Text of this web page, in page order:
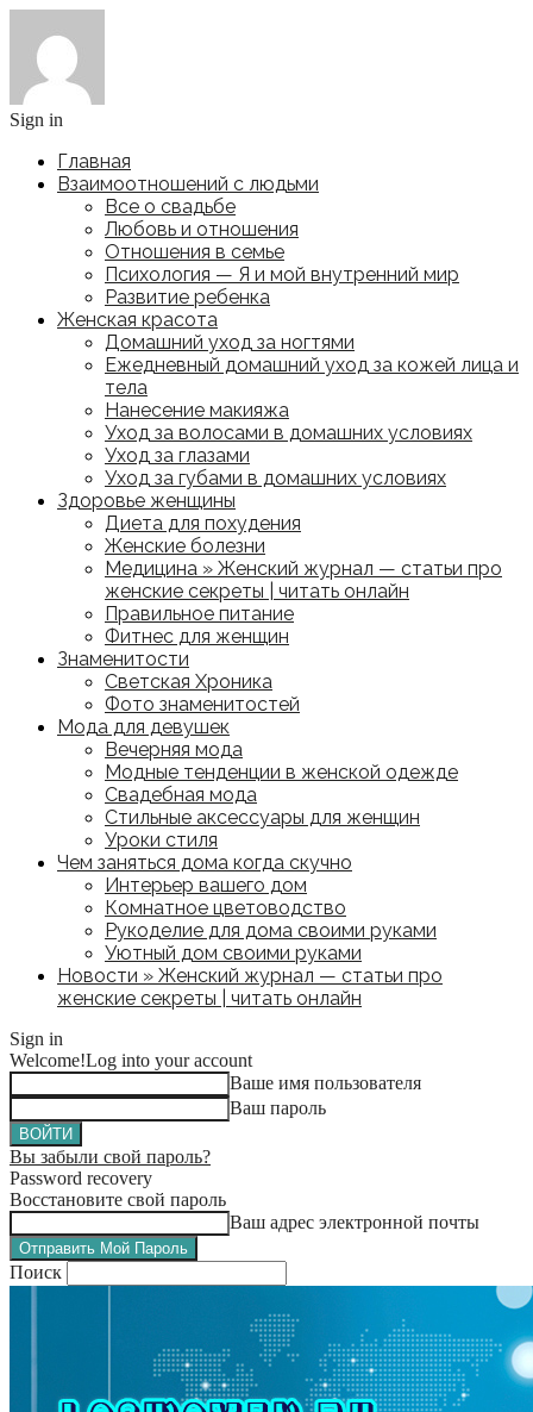
Sign in
Главная
Взаимоотношений с людьми
Все о свадьбе
Любовь и отношения
Отношения в семье
Психология — Я и мой внутренний мир
Развитие ребенка
Женская красота
Домашний уход за ногтями
Ежедневный домашний уход за кожей лица и
тела
Нанесение макияжа
Уход за волосами в домашних условиях
Уход за глазами
Уход за губами в домашних условиях
Здоровье женщины
Диета для похудения
Женские болезни
Медицина » Женский журнал — статьи про
женские секреты | читать онлайн
Правильное питание
Фитнес для женщин
Знаменитости
Светская Хроника
Фото знаменитостей
Мода для девушек
Вечерняя мода
Модные тенденции в женской одежде
Свадебная мода
Стильные аксессуары для женщин
Уроки стиля
Чем заняться дома когда скучно
Интерьер вашего дом
Комнатное цветоводство
Рукоделие для дома своими руками
Уютный дом своими руками
Новости » Женский журнал — статьи про
женские секреты | читать онлайн
Sign in
Welcome!Log into your account
Ваше имя пользователя
Ваш пароль
Вы забыли свой пароль?
Password recovery
Восстановите свой пароль
Ваш адрес электронной почты
Поиск